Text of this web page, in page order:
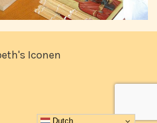
Iconen
Dutch